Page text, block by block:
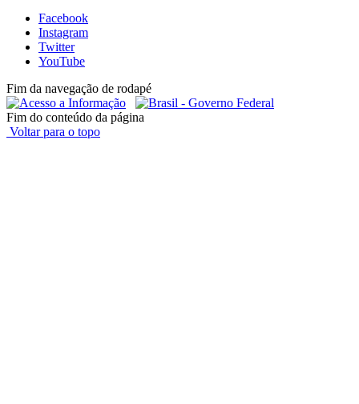
Facebook
Instagram
Twitter
YouTube
Fim da navegação de rodapé
Fim do conteúdo da página
Voltar para o topo